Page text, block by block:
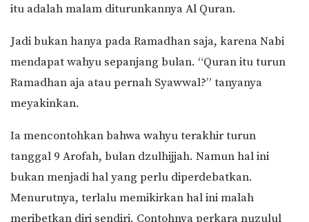
itu adalah malam diturunkannya Al Quran.
Jadi bukan hanya pada Ramadhan saja, karena Nabi
mendapat wahyu sepanjang bulan. “Quran itu turun
Ramadhan aja atau pernah Syawwal?” tanyanya
meyakinkan.
Ia mencontohkan bahwa wahyu terakhir turun
tanggal 9 Arofah, bulan dzulhijjah. Namun hal ini
bukan menjadi hal yang perlu diperdebatkan.
Menurutnya, terlalu memikirkan hal ini malah
meribetkan diri sendiri. Contohnya perkara nuzulul